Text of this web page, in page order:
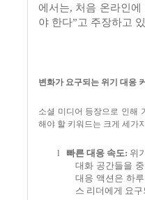
에서는, 처음 온라인에
야 한다”고 주장하고
변화가 요구되는 위기 대응
소셜 미디어 등장으로 인해
해야 할 키워드는 크게 세가
l 빠른 대응 속도: 위
대화 공간들을
대응 액션은 하
스 리더에게 요